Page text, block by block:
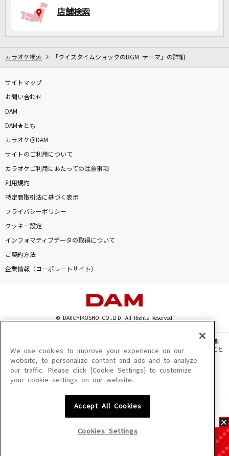
カラオケをもっと楽しもう！
店舗検索
カラオケ検索 「クイズタイムショックのBGM テーマ」の詳細
サイトマップ
お問い合わせ
DAM
DAM★とも
カラオケ＠DAM
サイトのご利用について
カラオケご利用にあたっての注意事項
利用規約
特定商取引法に基づく表示
プライバシーポリシー
クッキー設定
インフォマティブデータの取得について
ご契約方法
企業情報（コーポレートサイト）
© DAIICHIKOSHO CO.,LTD. All Rights Reserved.
このサイトに掲載されている一切の文章・画像・写真・動画・音声等を、手段や形態
を問わず、著作権法の定める範囲を超えて無断で複製、転載、ファイル化などすること
を禁じます。
楽曲及びコンテンツは、機種によりご利用いただけない場合があります。
楽曲及びコンテンツの配信日、配信内容が変更になる場合があります。
We use cookies to improve your experience on our
website, to personalize content and ads and to analyze
our traffic. Please click [Cookie Settings] to customize
your cookie settings on our website.
Accept All Cookies
Cookies Settings